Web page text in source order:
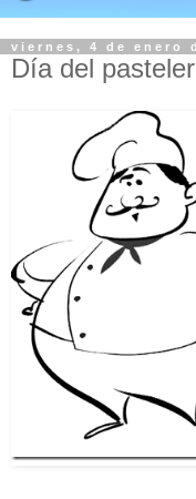
viernes, 4 de enero
Día del